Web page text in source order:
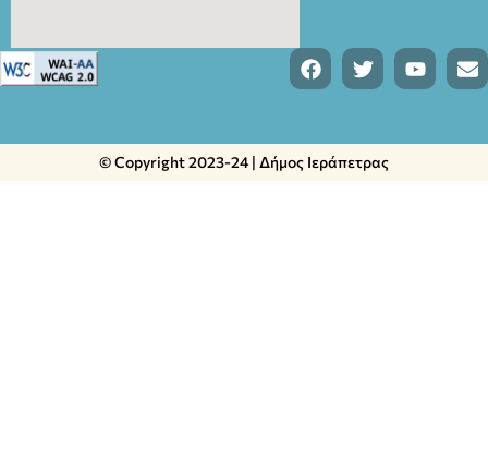
© Copyright 2023-24 | Δήμος Ιεράπετρας